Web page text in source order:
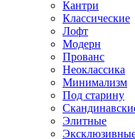
Кантри
Классические
Лофт
Модерн
Прованс
Неоклассика
Минимализм
Под старину
Элитные